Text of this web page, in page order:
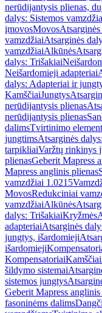
nerūdijantysis plienas,
dalys: Sistemos
įmovosMovos
vamzdžiaiAtsarginės
vamzdžiaiAlkūnės
dalys: Trišakiai
Neišardomieji adapteriai
dalys: Adapteriai ir
KamščiaiJungtys
nerūdijantysis plienas
nerūdijantysis plienas
dalimsTvirtinimo
jungtimsAtsarginės
tarpikliaiVaržtų rinkinys
plienasGeberit Mapress
Mapress anglinis plienas
vamzdžiai 1.0215
MovosRedukciniai
vamzdžiaiAlkūnės
dalys: TrišakiaiKryžmės
adapteriaiAtsarginės
jungtys, išardomieji
išardomieji
KompensatoriaiKamščiai
šildymo sistemai
sistemos jungtys
Geberit Mapress anglinis
fasoninėms dalims